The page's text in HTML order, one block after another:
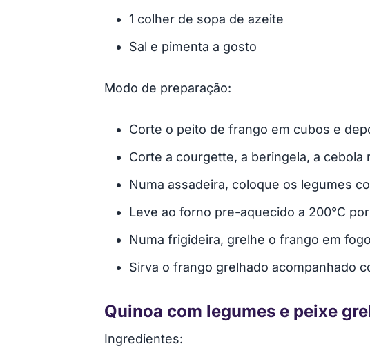
1 colher de sopa de azeite
Sal e pimenta a gosto
Modo de preparação:
Corte o peito de frango em cubos e
Corte a courgette, a beringela, a
Numa assadeira, coloque os legumes
Leve ao forno pre-aquecido a 200°C
Numa frigideira, grelhe o frango em
Sirva o frango grelhado acompanhado
Quinoa com legumes e peixe
Ingredientes: